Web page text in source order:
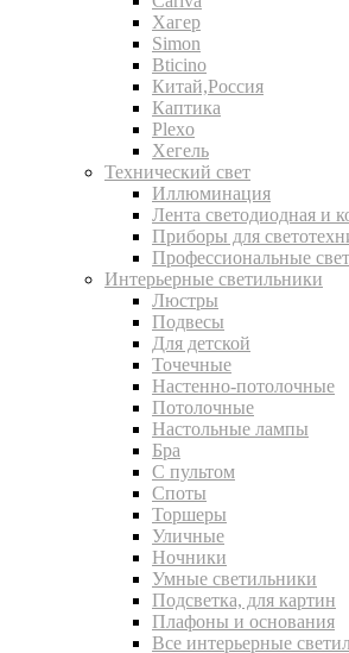
Хагер
Simon
Bticino
Китай,Россия
Каптика
Plexo
Хегель
Технический свет
Иллюминация
Лента светодиодная и
Приборы для
Профессиональные
Интерьерные светильники
Люстры
Подвесы
Для детской
Точечные
Настенно-потолочные
Потолочные
Настольные лампы
Бра
С пультом
Споты
Торшеры
Уличные
Ночники
Умные светильники
Подсветка, для картин
Плафоны и основания
Все интерьерные